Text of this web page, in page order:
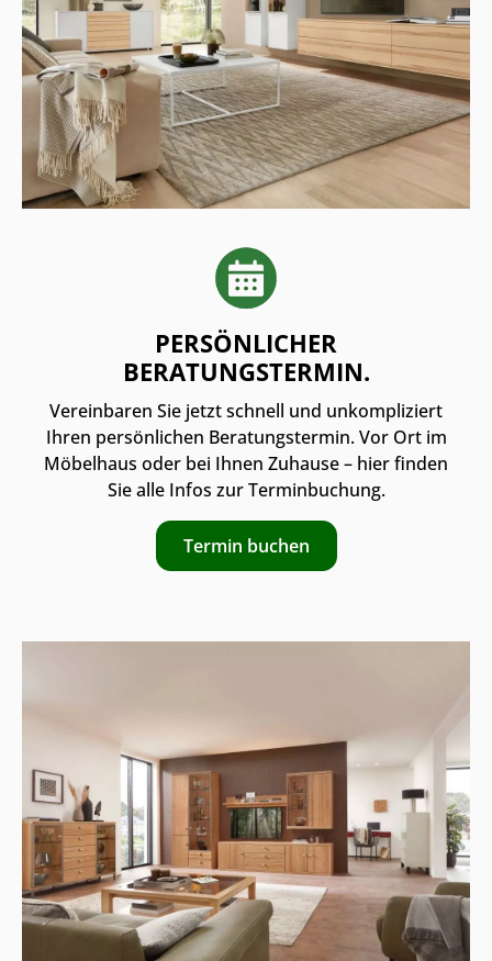
PERSÖNLICHER
BERATUNGSTERMIN.
Vereinbaren Sie jetzt schnell und unkompliziert
Ihren persönlichen Beratungstermin. Vor Ort im
Möbelhaus oder bei Ihnen Zuhause – hier finden
Sie alle Infos zur Terminbuchung.
Termin buchen